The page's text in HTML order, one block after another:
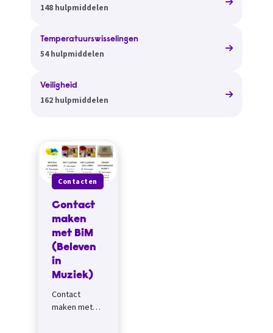
148 hulpmiddelen
Temperatuurswisselingen
54 hulpmiddelen
Veiligheid
162 hulpmiddelen
Contacten
Contact
maken
met BiM
(Beleven
in
Muziek)
Contact
maken met